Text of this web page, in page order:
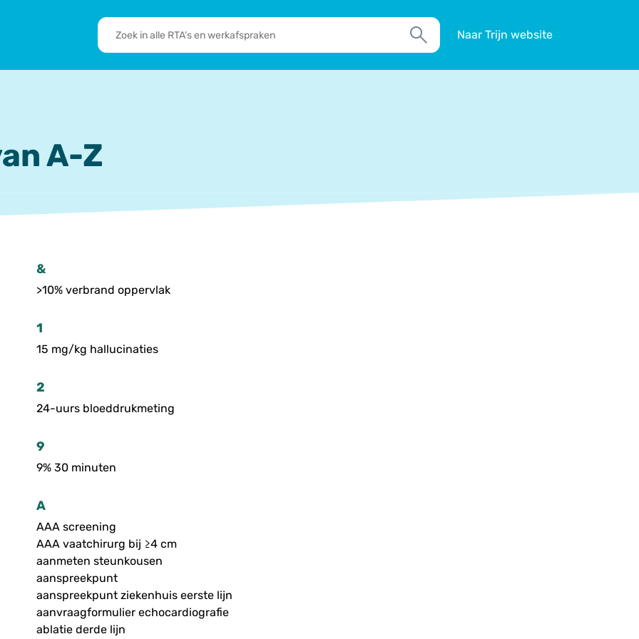
doen
RTA's
en
Zoek
Naar Trijn website
A-Z
&
>10% verbrand oppervlak
1
15 mg/kg hallucinaties
2
24-uurs bloeddrukmeting
9
9% 30 minuten
A
AAA screening
AAA vaatchirurg bij ≥4 cm
aanmeten steunkousen
aanspreekpunt
aanspreekpunt ziekenhuis eerste lijn
aanvraagformulier echocardiografie
ablatie derde lijn